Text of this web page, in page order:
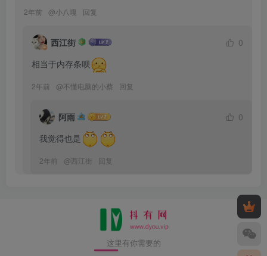
2年前 @小八嘎 回复
西江街
0
相当于内存条呗
2年前 @不懂电脑的小蔡 回复
阿雨
0
我觉得也是
2年前 @西江街 回复
这里有你需要的